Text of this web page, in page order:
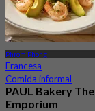
Phrom Phong
Francesa
Comida informal
PAUL Bakery The
Emporium